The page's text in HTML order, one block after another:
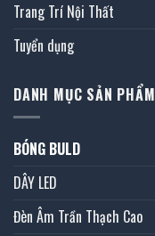
Trang Trí Nội Thất
Tuyển dụng
DANH MỤC SẢN PHẨM
BÓNG BULD
DÂY LED
Đèn Âm Trần Thạch Cao